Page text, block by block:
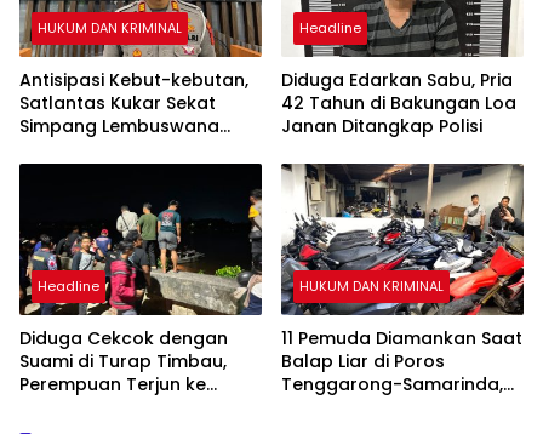
HUKUM DAN KRIMINAL
Antisipasi Kebut-kebutan,
Satlantas Kukar Sekat
Simpang Lembuswana
Headline
Diduga Edarkan Sabu, Pria
42 Tahun di Bakungan Loa
Janan Ditangkap Polisi
Headline
Diduga Cekcok dengan
Suami di Turap Timbau,
Perempuan Terjun ke
HUKUM DAN KRIMINAL
11 Pemuda Diamankan Saat
Balap Liar di Poros
Tenggarong-Samarinda,